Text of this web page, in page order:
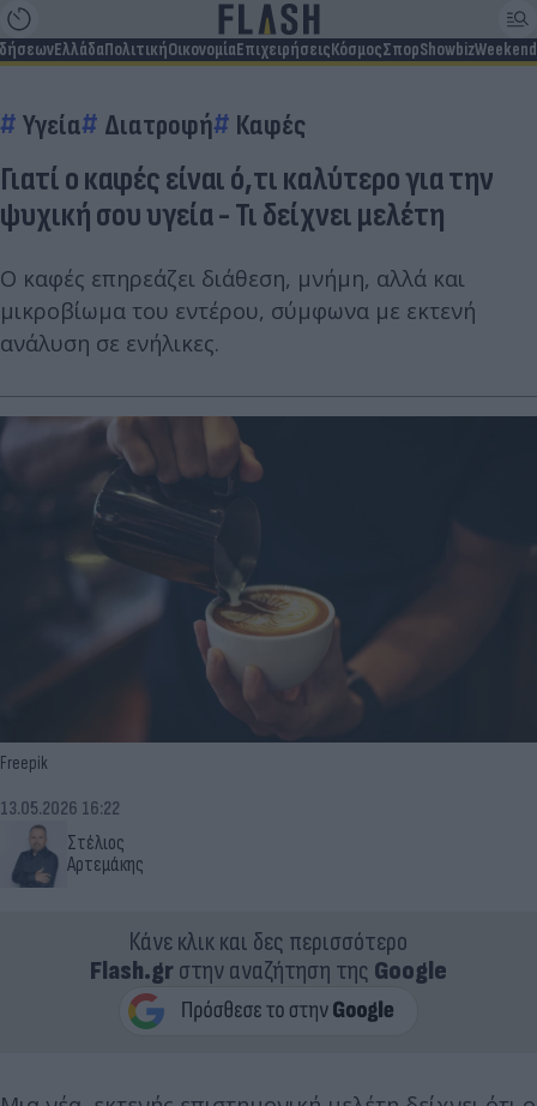
ΕλλάδαΠολιτικήΟικονομίαΕπιχειρήσειςΚόσμοςΣπορShowbizWeekend
Υγεία Διατροφή Καφές
Γιατί ο καφές είναι ό,τι καλύτερο για την
ψυχική σου υγεία - Τι δείχνει μελέτη
Ο καφές επηρεάζει διάθεση, μνήμη, αλλά και
μικροβίωμα του εντέρου, σύμφωνα με εκτενή
ανάλυση σε ενήλικες.
Freepik
Στέλιος
Αρτεμάκης
13.05.2026 16:22
Κάνε κλικ και δες περισσότερο
Flash.grστην αναζήτηση της Google